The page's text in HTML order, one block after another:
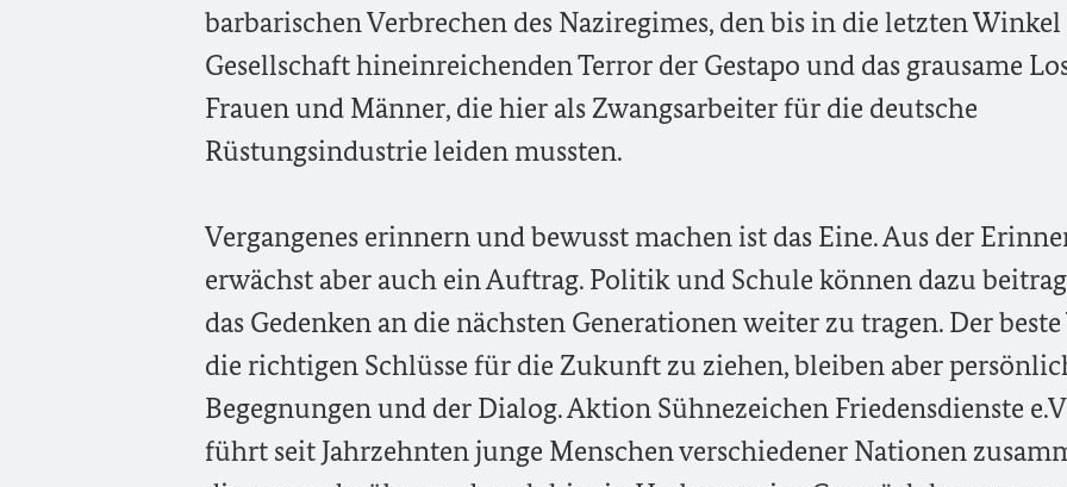
barbarischen Verbrechen des Naziregimes, den bis in die letzten Winkel
Gesellschaft hineinreichenden Terror der Gestapo und das grausame
Frauen und Männer, die hier als Zwangsarbeiter für die deutsche
Rüstungsindustrie leiden mussten.
Vergangenes erinnern und bewusst machen ist das Eine. Aus der
erwächst aber auch ein Auftrag. Politik und Schule können dazu
das Gedenken an die nächsten Generationen weiter zu tragen. Der beste
die richtigen Schlüsse für die Zukunft zu ziehen, bleiben aber
Begegnungen und der Dialog. Aktion Sühnezeichen Friedensdienste
führt seit Jahrzehnten junge Menschen verschiedener Nationen